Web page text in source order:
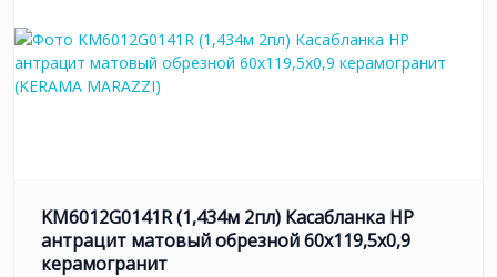
KM6012G0141R (1,434м 2пл) Касабланка HP
антрацит матовый обрезной 60x119,5x0,9
керамогранит